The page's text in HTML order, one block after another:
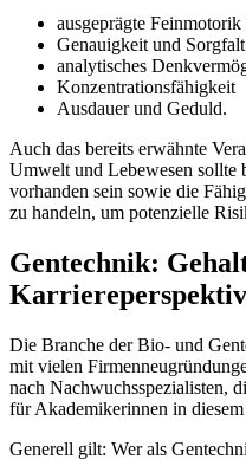
ausgeprägte Feinmotorik
Genauigkeit und Sorgfalt
analytisches
Konzentrationsfähigkeit
Ausdauer und Geduld.
Auch das bereits erwähnte
Umwelt und Lebewesen sollte
vorhanden sein sowie die
zu handeln, um potenzielle
Gentechnik:
Die Branche der Bio- und
mit vielen
nach Nachwuchsspezialisten,
für Akademikerinnen in
Generell gilt: Wer als